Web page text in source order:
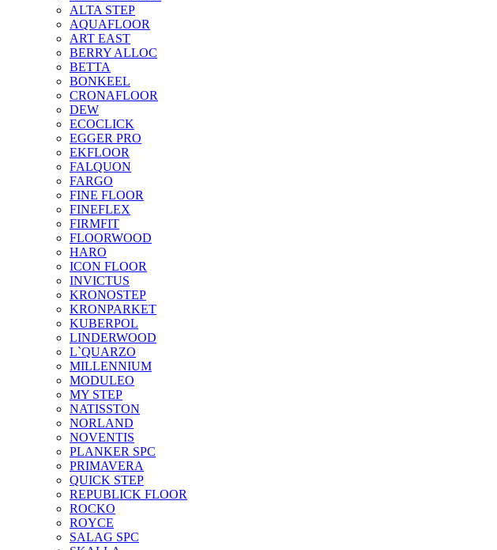
ALTA STEP
AQUAFLOOR
ART EAST
BERRY ALLOC
BETTA
BONKEEL
CRONAFLOOR
DEW
ECOCLICK
EGGER PRO
EKFLOOR
FALQUON
FARGO
FINE FLOOR
FINEFLEX
FIRMFIT
FLOORWOOD
HARO
ICON FLOOR
INVICTUS
KRONOSTEP
KRONPARKET
KUBERPOL
LINDERWOOD
L`QUARZO
MILLENNIUM
MODULEO
MY STEP
NATISSTON
NORLAND
NOVENTIS
PLANKER SPC
PRIMAVERA
QUICK STEP
REPUBLICK FLOOR
ROCKO
ROYCE
SALAG SPC